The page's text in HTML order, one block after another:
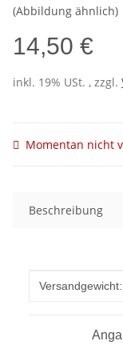
(Abbildung ähnlich)
14,50 €
inkl. 19% USt. , zzgl.
Momentan nicht
Beschreibung
Wert
Versandgewicht: